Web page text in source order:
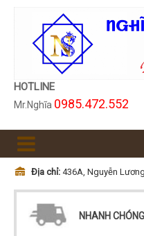
HOTLINE
Mr.Nghĩa 0985.472.552
Địa chỉ: 436A, Nguyễn
NHANH CHÓNG